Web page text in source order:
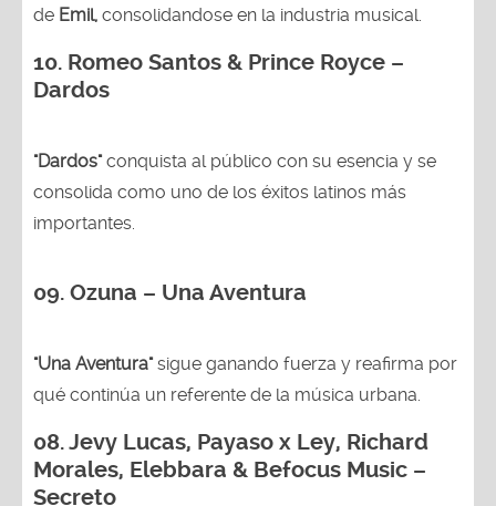
de Emil, consolidandose en la industria musical.
10. Romeo Santos & Prince Royce –
Dardos
"Dardos"conquista al público con su esencia y se
consolida como uno de los éxitos latinos más
importantes.
09. Ozuna – Una Aventura
"Una Aventura"sigue ganando fuerza y reafirma por
qué continúa un referente de la música urbana.
08. Jevy Lucas, Payaso x Ley, Richard
Morales, Elebbara & Befocus Music –
Secreto